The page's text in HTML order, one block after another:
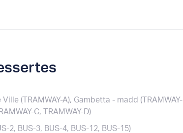
Ville (TRAMWAY-A), Gambetta - madd (TRAMWAY-
C, TRAMWAY-D)
2, BUS-3, BUS-4, BUS-12, BUS-15)